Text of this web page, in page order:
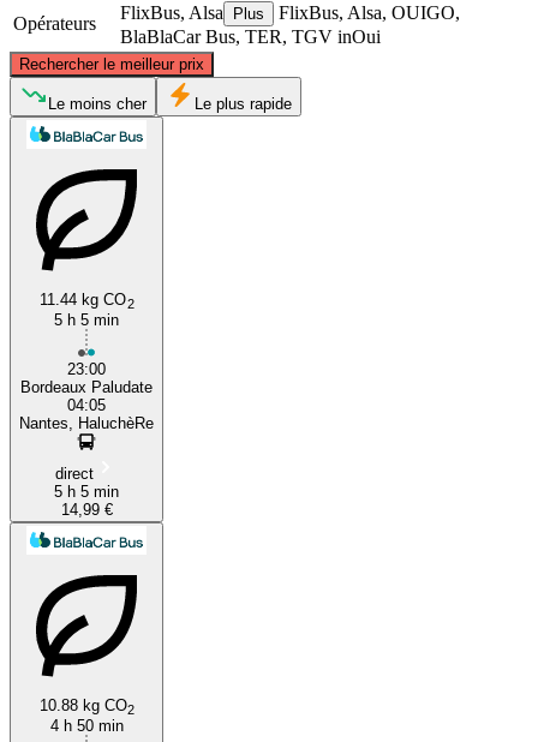
Opérateurs
FlixBus, Alsa Plus
FlixBus, Alsa, OUIGO,
BlaBlaCar Bus, TER, TGV inOui
Rechercher le meilleur prix
Angers
© CARTO , ©OpenStreetMap
Le moins cher Le plus rapide
11.44 kg CO2
5 h 5 min
23:00
Bordeaux Paludate
04:05
Nantes, HaluchèRe
direct
5 h 5 min
14,99 €
10.88 kg CO2
4 h 50 min